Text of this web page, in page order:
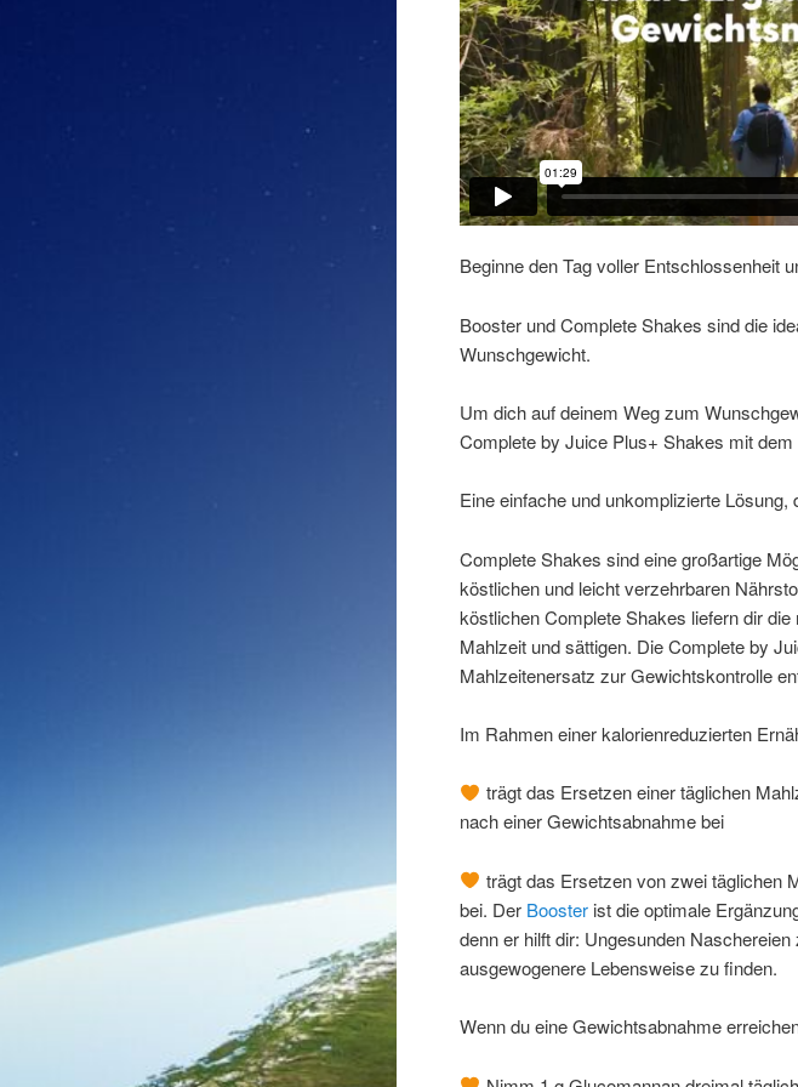
Beginne den Tag voller Entschlossenheit
Booster und Complete Shakes sind die
Wunschgewicht.
Um dich auf deinem Weg zum
Complete by Juice Plus+ Shakes mit
Eine einfache und unkomplizierte
Complete Shakes sind eine großartige
köstlichen und leicht verzehrbaren
köstlichen Complete Shakes liefern dir
Mahlzeit und sättigen. Die Complete by
Mahlzeitenersatz zur Gewichtskontrolle
Im Rahmen einer kalorienreduzierten
trägt das Ersetzen einer täglichen
nach einer Gewichtsabnahme bei
trägt das Ersetzen von zwei täglichen
bei. Der Booster ist die optimale
denn er hilft dir: Ungesunden
ausgewogenere Lebensweise zu finden.
Wenn du eine Gewichtsabnahme